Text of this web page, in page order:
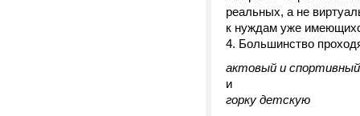
реальных, а не
к нуждам уже
4. Большинство
актовый и
и
горку детскую